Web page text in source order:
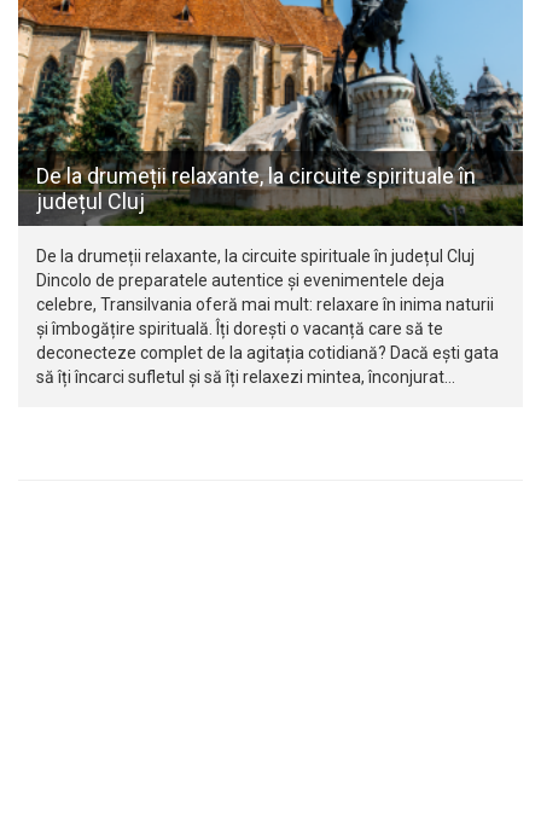
De la drumeții relaxante, la circuite spirituale în
județul Cluj
De la drumeții relaxante, la circuite spirituale în județul Cluj
Dincolo de preparatele autentice și evenimentele deja
celebre, Transilvania oferă mai mult: relaxare în inima naturii
și îmbogățire spirituală. Îți dorești o vacanță care să te
deconecteze complet de la agitația cotidiană? Dacă ești gata
să îți încarci sufletul și să îți relaxezi mintea, înconjurat…